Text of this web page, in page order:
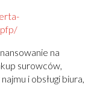
na
surowców,
i obsługi biura,